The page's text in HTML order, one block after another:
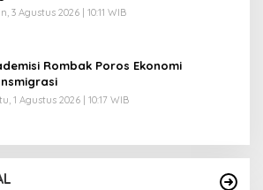
3 Agustus 2026 | 10:11 WIB
Rombak Poros Ekonomi
1 Agustus 2026 | 10:17 WIB